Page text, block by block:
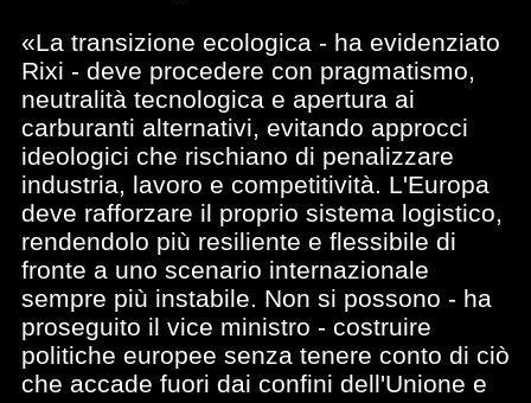
«La transizione ecologica - ha evidenziato
Rixi - deve procedere con pragmatismo,
neutralità tecnologica e apertura ai
carburanti alternativi, evitando approcci
ideologici che rischiano di penalizzare
industria, lavoro e competitività. L'Europa
deve rafforzare il proprio sistema logistico,
rendendolo più resiliente e flessibile di
fronte a uno scenario internazionale
sempre più instabile. Non si possono - ha
proseguito il vice ministro - costruire
politiche europee senza tenere conto di ciò
che accade fuori dai confini dell'Unione e